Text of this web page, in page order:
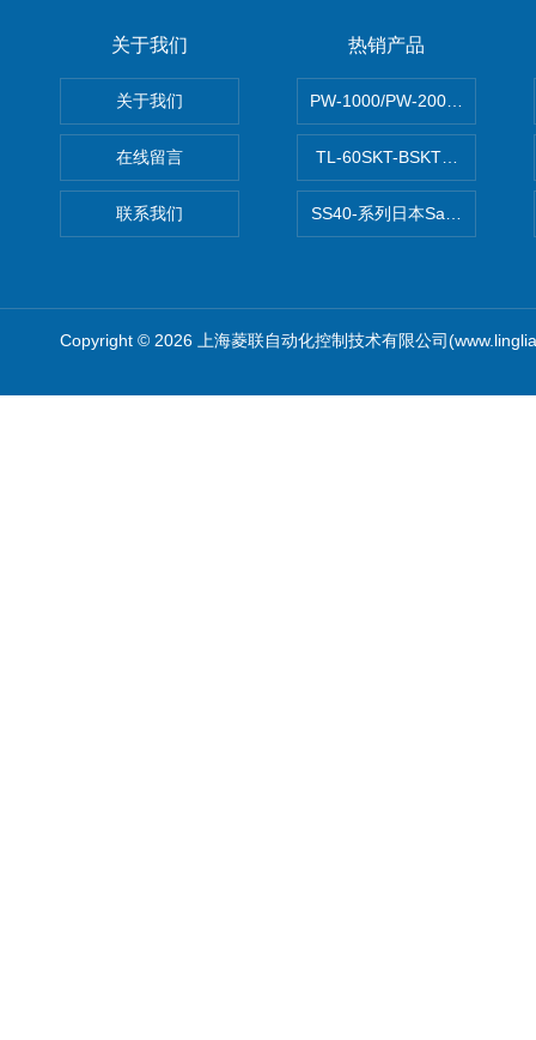
关于我们
关于我们
在线留言
联系我们
热销产品
PW-1000/PW-
TL-60SKT-BSKTC张力控制器
SS40-系列日本Sawamura泽
Copyright © 2026 上海菱联自动化控制技术有限公司